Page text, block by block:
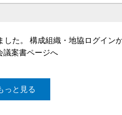
た。 構成組織・地協ログイン
議案書ページへ
っと見る